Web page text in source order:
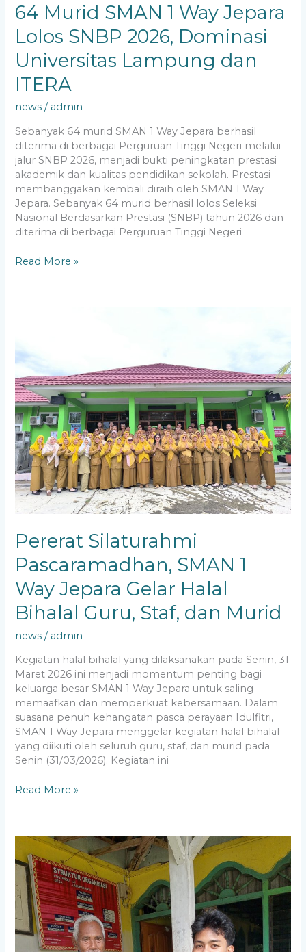
64 Murid SMAN 1 Way Jepara
Lolos SNBP 2026, Dominasi
Universitas Lampung dan
ITERA
news / admin
Sebanyak 64 murid SMAN 1 Way Jepara berhasil
diterima di berbagai Perguruan Tinggi Negeri melalui
jalur SNBP 2026, menjadi bukti peningkatan prestasi
akademik dan kualitas pendidikan sekolah. Prestasi
membanggakan kembali diraih oleh SMAN 1 Way
Jepara. Sebanyak 64 murid berhasil lolos Seleksi
Nasional Berdasarkan Prestasi (SNBP) tahun 2026 dan
diterima di berbagai Perguruan Tinggi Negeri
Read More »
Pererat Silaturahmi
Pascaramadhan, SMAN 1
Way Jepara Gelar Halal
Bihalal Guru, Staf, dan Murid
news / admin
Kegiatan halal bihalal yang dilaksanakan pada Senin, 31
Maret 2026 ini menjadi momentum penting bagi
keluarga besar SMAN 1 Way Jepara untuk saling
memaafkan dan memperkuat kebersamaan. Dalam
suasana penuh kehangatan pasca perayaan Idulfitri,
SMAN 1 Way Jepara menggelar kegiatan halal bihalal
yang diikuti oleh seluruh guru, staf, dan murid pada
Senin (31/03/2026). Kegiatan ini
SMAN
Way
Jepara
Gelar
Halal
Bihalal
Guru,
Staf,
dan
Murid
Read More »
SMAN
1
Way
Jepara
Salurkan
Zakat
dan
Sembako